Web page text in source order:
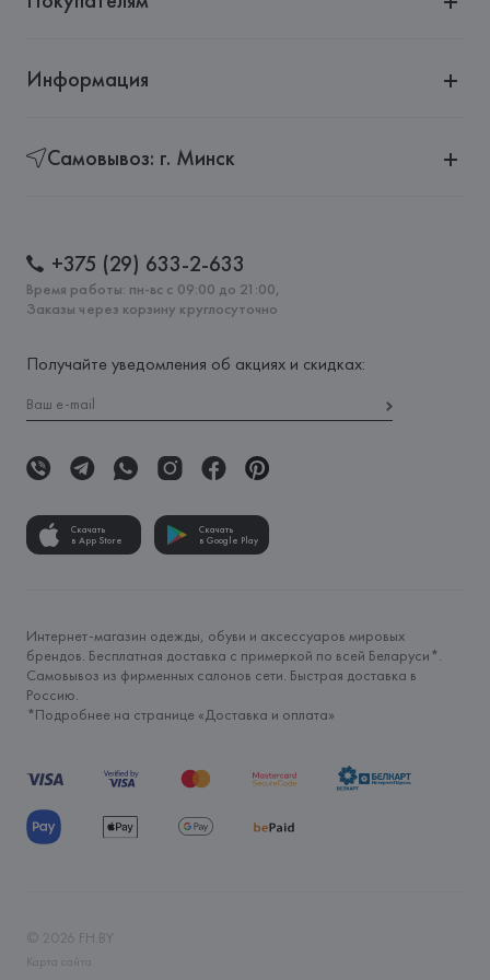
Информация
Самовывоз: г. Минск
+375 (29) 633-2-633
Время работы: пн-вс с 09:00 до 21:00,
Заказы через корзину круглосуточно
Получайте уведомления об акциях и скидках:
Скачать
в App Store
Скачать
в Google Play
Интернет-магазин одежды, обуви и аксессуаров мировых
брендов. Бесплатная доставка с примеркой по всей Беларуси*.
Самовывоз из фирменных салонов сети. Быстрая доставка в
Россию.
*Подробнее на странице «Доставка и оплата»
© 2026 FH.BY
Карта сайта